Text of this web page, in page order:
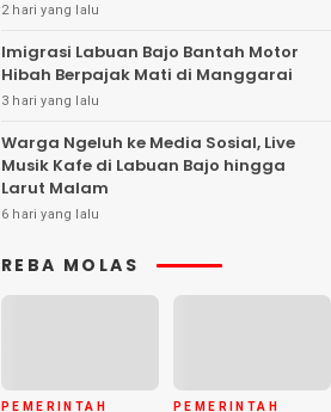
2 hari yang lalu
Imigrasi Labuan Bajo Bantah Motor
Hibah Berpajak Mati di Manggarai
3 hari yang lalu
Warga Ngeluh ke Media Sosial, Live
Musik Kafe di Labuan Bajo hingga
Larut Malam
6 hari yang lalu
REBA MOLAS
PEMERINTAH PEMERINTAH